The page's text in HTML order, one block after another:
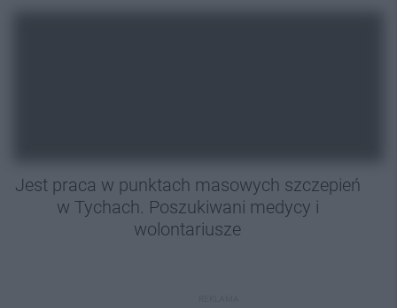
Jest praca w punktach masowych szczepień
w Tychach. Poszukiwani medycy i
wolontariusze